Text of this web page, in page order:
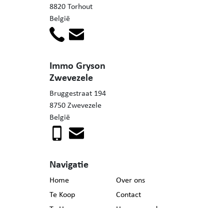
8820 Torhout
België
Immo Gryson
Zwevezele
Bruggestraat 194
8750 Zwevezele
België
Navigatie
Home
Te Koop
Over ons
Contact